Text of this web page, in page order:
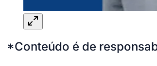
*Conteúdo é de